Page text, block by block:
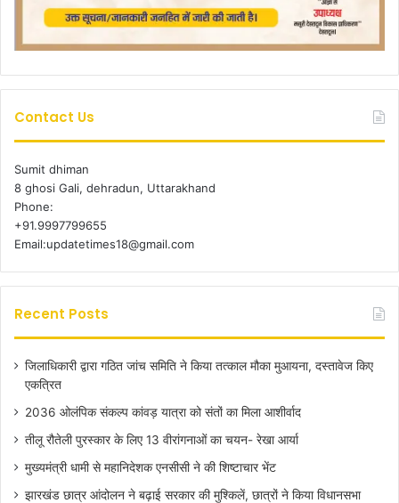
Contact Us
Sumit dhiman
8 ghosi Gali, dehradun, Uttarakhand
Phone:
+91.9997799655
Email:updatetimes18@gmail.com
Recent Posts
जिलाधिकारी द्वारा गठित जांच समिति ने किया तत्काल मौका मुआयना, दस्तावेज किए
एकत्रित
2036 ओलंपिक संकल्प कांवड़ यात्रा को संतों का मिला आशीर्वाद
तीलू रौतेली पुरस्कार के लिए 13 वीरांगनाओं का चयन- रेखा आर्या
मुख्यमंत्री धामी से महानिदेशक एनसीसी ने की शिष्टाचार भेंट
झारखंड छात्र आंदोलन ने बढ़ाई सरकार की मुश्किलें, छात्रों ने किया विधानसभा